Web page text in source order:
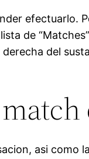
efectuarlo.
de
del
asi­ como